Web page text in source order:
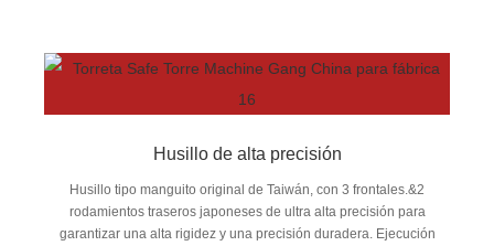
Husillo de alta precisión
Husillo tipo manguito original de Taiwán, con 3 frontales.&2
rodamientos traseros japoneses de ultra alta precisión para
garantizar una alta rigidez y una precisión duradera. Ejecución